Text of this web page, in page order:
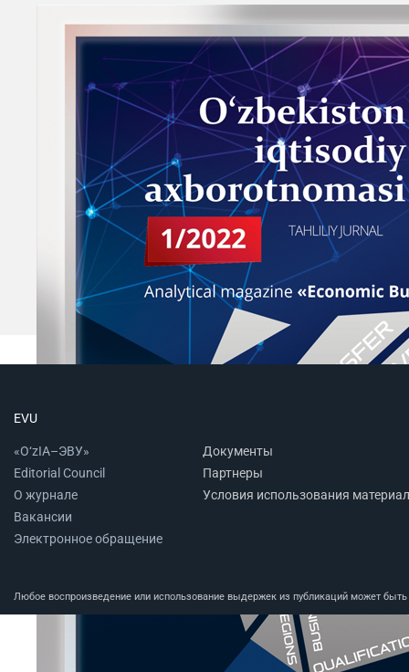
EVU
«O‘zIA–ЭВУ»
Editorial Council
О журнале
Вакансии
Электронное обращение
Документы
Партнеры
Условия использования
Любое воспроизведение или использование выдержек из публикаций может